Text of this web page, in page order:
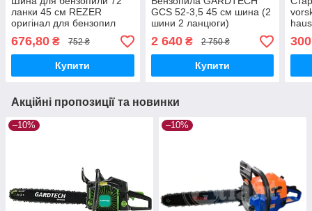
ланки 45 см REZER
оригінал для бензопил
Atlant, Expert, Гудлак,
Кедр, Байкал та інші
676,80 ₴ 752 ₴
Купити
GCS 52-3,5 45 см шина (2
шини 2 ланцюги)
2 640₴ 2 750 ₴
Купити
300
Акційні пропозиції та новинки
–10% –10%